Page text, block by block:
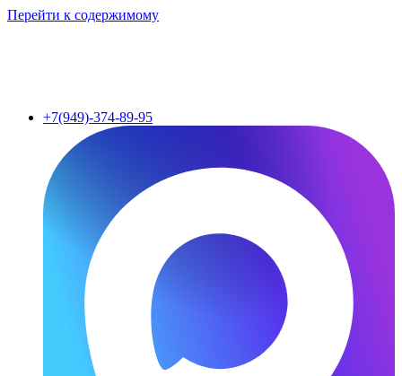
Перейти к содержимому
+7(949)-374-89-95